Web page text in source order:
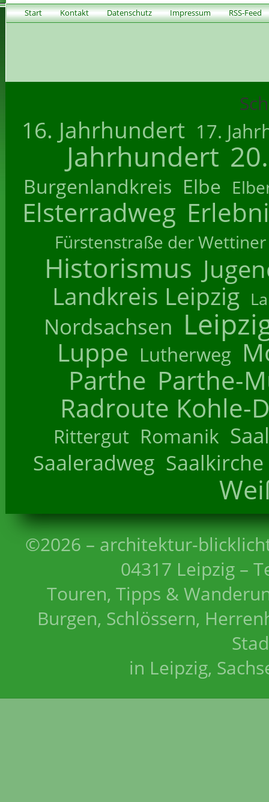
Start Kontakt Datenschutz Impressum RSS-Feed
16. Jahrhundert 17.
Jahrhundert
Burgenlandkreis Elbe
Elsterradweg
Fürstenstraße der Wettiner
Historismus
Landkreis Leipzig
Nordsachsen
Luppe Lutherweg
Parthe Parthe-
Radroute Kohle-
Rittergut Romanik
Saaleradweg Saalkirche
©2026 – architektur-
04317 Leipzig –
Touren, Tipps &
Burgen, Schlössern,
in Leipzig,